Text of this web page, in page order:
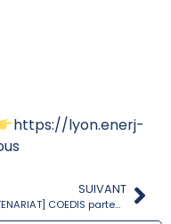
https://lyon.enerj-
SUIVANT
[PARTENARIAT] COEDIS partenaire de l’événement Distribution Professionnelle par Diamart Connect